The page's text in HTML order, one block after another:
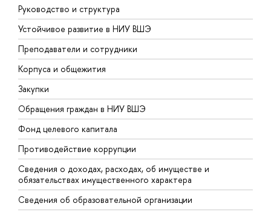
Руководство и структура
Устойчивое развитие в НИУ ВШЭ
Преподаватели и сотрудники
Корпуса и общежития
Закупки
Обращения граждан в НИУ ВШЭ
Фонд целевого капитала
Противодействие коррупции
Сведения о доходах, расходах, об имуществе и
обязательствах имущественного характера
Сведения об образовательной организации